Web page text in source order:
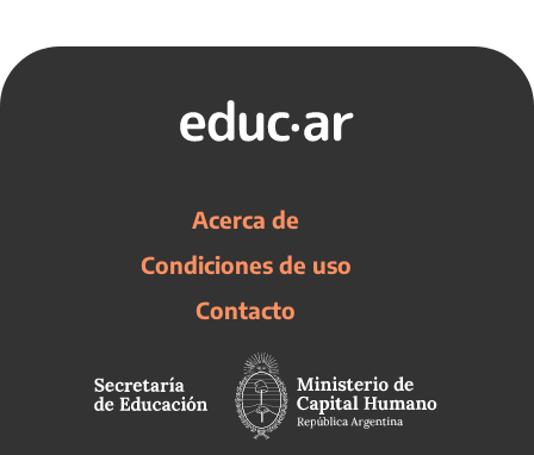
Acerca de
Condiciones de uso
Contacto